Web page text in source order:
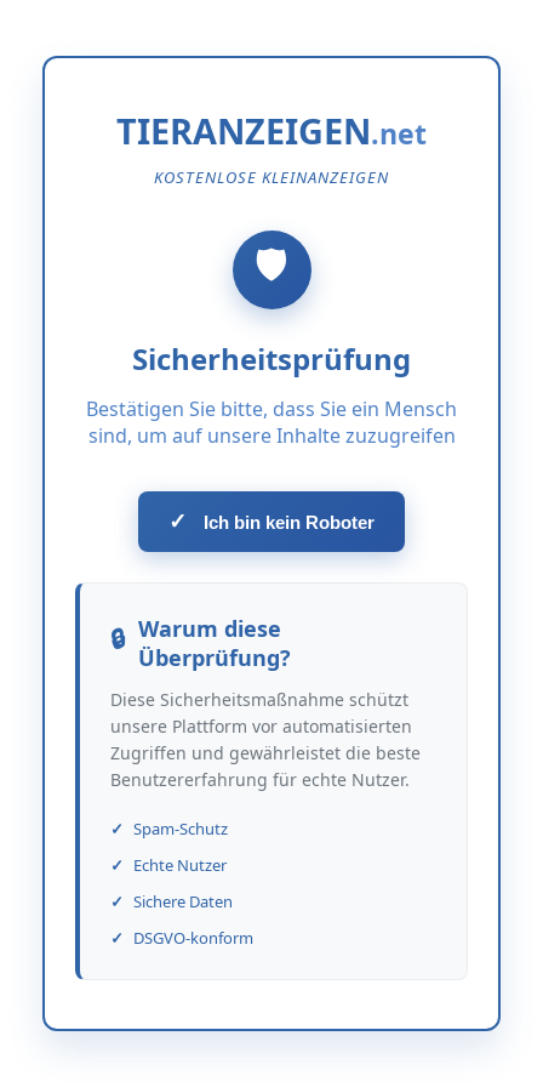
TIERANZEIGEN
KOSTENLOSE KLEINANZEIGEN
Sicherheitsprüfung
Bestätigen Sie bitte, dass Sie ein Mensch
sind, um auf unsere Inhalte zuzugreifen
✓ Ich bin kein Roboter
Warum diese
Überprüfung?
Diese Sicherheitsmaßnahme schützt
unsere Plattform vor automatisierten
Zugriffen und gewährleistet die beste
Benutzererfahrung für echte Nutzer.
Spam-Schutz
Echte Nutzer
Sichere Daten
DSGVO-konform